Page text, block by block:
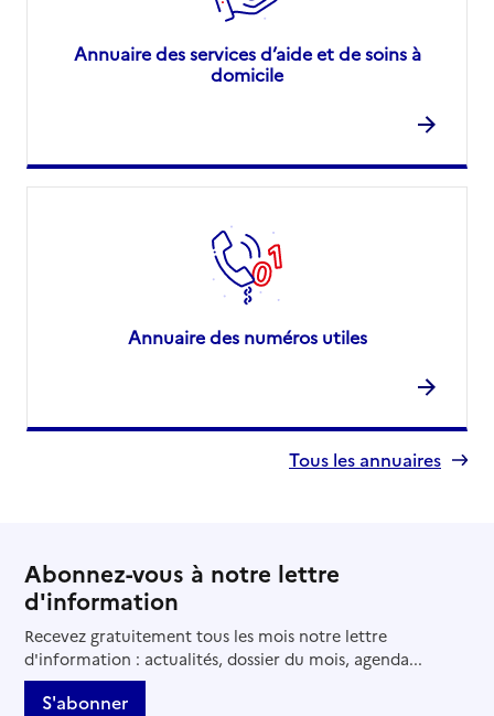
Annuaire des services d’aide et de soins à
domicile
Annuaire des numéros utiles
Tous les annuaires
Abonnez-vous à notre lettre
d'information
Recevez gratuitement tous les mois notre lettre
d'information : actualités, dossier du mois, agenda...
S'abonner